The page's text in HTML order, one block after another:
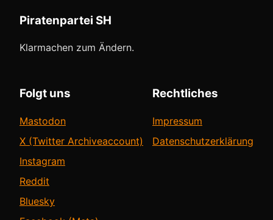
Piratenpartei SH
Klarmachen zum Ändern.
Folgt uns
Mastodon
X (Twitter Archiveaccount)
Instagram
Reddit
Bluesky
Rechtliches
Impressum
Datenschutzerklärung